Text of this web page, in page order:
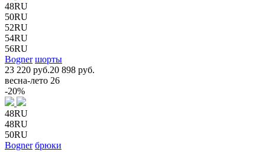
48RU
50RU
52RU
54RU
56RU
Bogner шорты
23 220 руб.20 898 руб.
весна-лето 26
-20%
48RU
48RU
50RU
Bogner брюки